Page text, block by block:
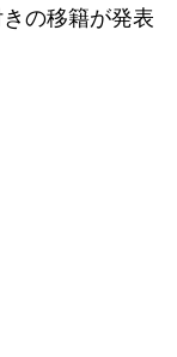
の移籍が発表